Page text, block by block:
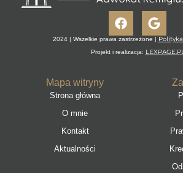
Facebook
2024 | Wszelkie prawa zastrzeżone |
Projekt i realizacja:
Mapa witryny
Strona główna
O mnie
Kontakt
Aktualności